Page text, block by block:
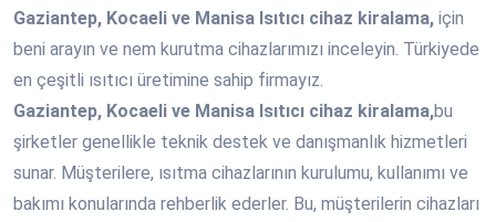
Gaziantep, Kocaeli ve Manisa Isıtıcı cihaz kiralama, için
beni arayın ve nem kurutma cihazlarımızı inceleyin. Türkiyede
en çeşitli ısıtıcı üretimine sahip firmayız.
Gaziantep, Kocaeli ve Manisa Isıtıcı cihaz kiralama,bu
şirketler genellikle teknik destek ve danışmanlık hizmetleri
sunar. Müşterilere, ısıtma cihazlarının kurulumu, kullanımı ve
bakımı konularında rehberlik ederler. Bu, müşterilerin cihazları